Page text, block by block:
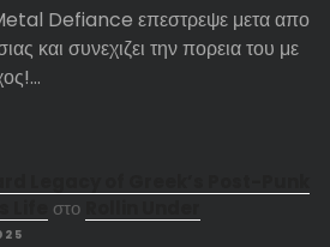
Defiance επεστρεψε μετα απο
και συνεχιζει την πορεια του με
στο